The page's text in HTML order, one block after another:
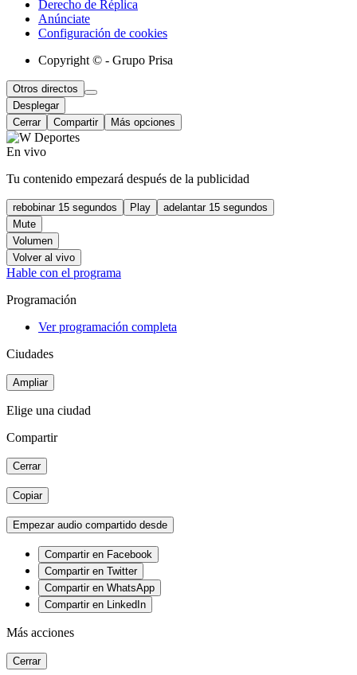
Derecho de Réplica
Anúnciate
Configuración de cookies
Copyright © - Grupo Prisa
Otros directos
Desplegar
Cerrar
Compartir Más opciones
En vivo
Tu contenido empezará después de la publicidad
rebobinar 15 segundos Play
adelantar 15 segundos
Mute
Volumen
Volver al vivo
Hable con el programa
Programación
Ver programación completa
Ciudades
Ampliar
Elige una ciudad
Compartir
Cerrar
Copiar
Empezar audio compartido desde
Compartir en Facebook
Compartir en Twitter
Compartir en WhatsApp
Compartir en LinkedIn
Más acciones
Cerrar